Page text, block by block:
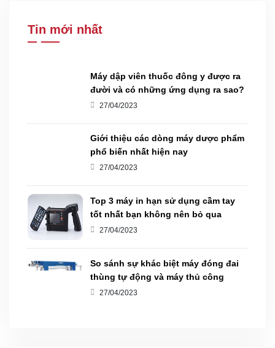
Tin mới nhất
Máy dập viên thuốc đông y được ra
đười và có những ứng dụng ra sao?
27/04/2023
Giới thiệu các dòng máy dược phẩm
phổ biến nhất hiện nay
27/04/2023
Top 3 máy in hạn sử dụng cầm tay
tốt nhất bạn không nên bỏ qua
27/04/2023
So sánh sự khác biệt máy đóng đai
thùng tự động và máy thủ công
27/04/2023